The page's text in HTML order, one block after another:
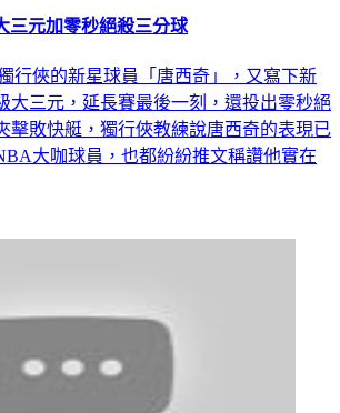
元加零秒絕殺三分球
行俠的新星球員「唐西奇」，又寫下新
大三元，延長賽最後一刻，還投出零秒絕
擊敗快艇，獨行俠教練說唐西奇的表現已
大咖球員，也都紛紛推文稱讚他實在